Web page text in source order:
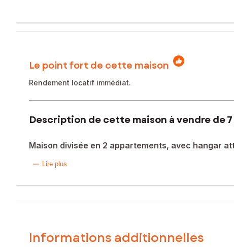
Le point fort de cette maison
Rendement locatif immédiat.
Description de cette maison à vendre de 7
Maison divisée en 2 appartements, avec hangar
Au coeur du bourg, les commerces et écoles à pied, à 5
Le 2nd appartement, en duplex, de type T4, est composé
Attenant à la maison, vous disposerez d'un hangar de 200
Les informations sur les risques auxquels ce bien est
Lire plus
Informations additionnelles